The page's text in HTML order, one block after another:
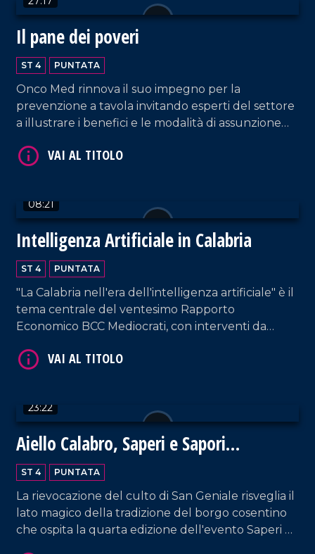
Il pane dei poveri
ST 4 PUNTATA
Onco Med rinnova il suo impegno per la
prevenzione a tavola invitando esperti del settore
a illustrare i benefici e le modalità di assunzione
08:21
Intelligenza Artificiale in Calabria
ST 4 PUNTATA
"La Calabria nell'era dell'intelligenza artificiale" è il
tema centrale del ventesimo Rapporto
Economico BCC Mediocrati, con interventi da
svantaggi delle nuove tecnologie.
23:22
Aiello Calabro, Saperi e Sapori
d'Autunno 2024: un viaggio tra storia,
tradizioni e fede
ST 4 PUNTATA
La rievocazione del culto di San Geniale risveglia il
lato magico della tradizione del borgo cosentino
che ospita la quarta edizione dell'evento Saperi e
VAI AL TITOLO
VAI AL TITOLO